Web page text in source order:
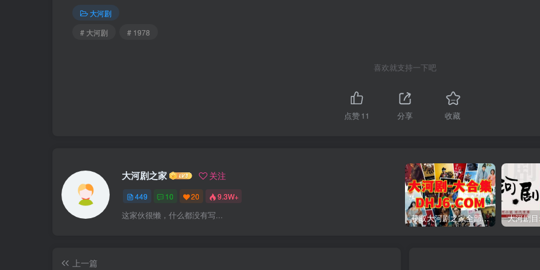
大河剧
# 大河剧
# 1978
喜欢就支持一下吧
点赞11 分享 收藏
大河剧之家 关注
449 10 20 9.3W+
这家伙很懒，什么都没有写... 获取大河剧之家全部资源
上一篇